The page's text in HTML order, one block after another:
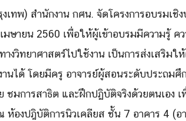
เทพ) สำนักงาน กศน. จัดโครงการอบรมเชิ
มษายน 2560 เพื่อให้ผู้เข้าอบรมมีความรู้ ค
างวิทยาศาสตร์ไปใช้งาน เป็นการส่งเสริมใ
านได้ โดยมีครู อาจารย์ผู้สอนระดับประถมศึ
ชมการสาธิต และฝึกปฏิบัติจริงด้วยตนเอง
องปฎิบัติการนิวเคลียส ชั้น 7 อาคาร 4 (อ